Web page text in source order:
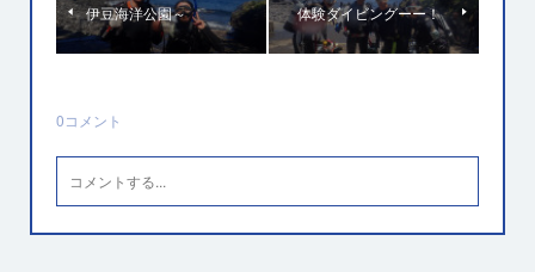
伊豆海洋公園～ 体験ダイビングーー！
0コメント